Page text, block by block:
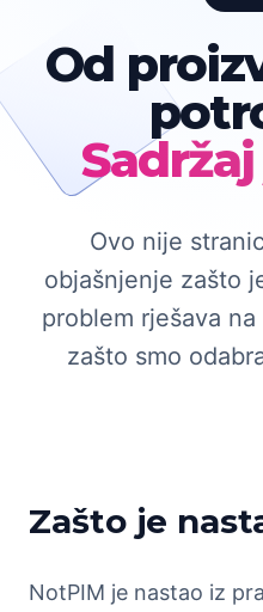
Od
Ovo nije
objašnjenje zašto
problem rješava
zašto smo
Zašto je
NotPIM je nastao iz